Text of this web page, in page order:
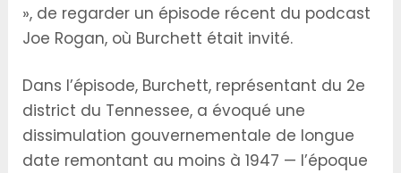
», de regarder un épisode récent du podcast
Joe Rogan, où Burchett était invité.
Dans l’épisode, Burchett, représentant du 2e
district du Tennessee, a évoqué une
dissimulation gouvernementale de longue
date remontant au moins à 1947 — l’époque